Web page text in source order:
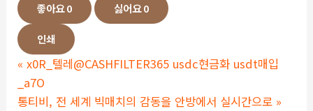
좋아요0 싫어요0
인쇄
« x0R_텔레@CASHFILTER365 usdc현금화 usdt매입
_a7O
통티비, 전 세계 빅매치의 감동을 안방에서 실시간으로 »